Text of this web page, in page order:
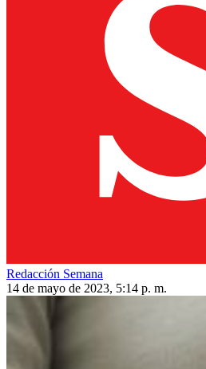
Redacción Semana
14 de mayo de 2023, 5:14 p. m.